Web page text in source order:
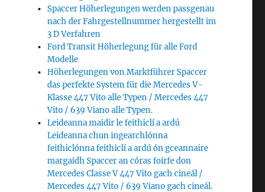
Spaccer Höherlegungen werden passgenau
nach der Fahrgestellnummer hergestellt im
3 D Verfahren
Ford Transit Höherlegung für alle Ford
Modelle
Höherlegungen von Marktführer Spaccer
das perfekte System für die Mercedes V-
Klasse 447 Vito alle Typen / Mercedes 447
Vito / 639 Viano alle Typen.
Leideanna maidir le feithiclí a ardú
Leideanna chun ingearchlónna
feithiclónna feithiclí a ardú ón gceannaire
margaidh Spaccer an córas foirfe don
Mercedes Classe V 447 Vito gach cineál /
Mercedes 447 Vito / 639 Viano gach cineál.